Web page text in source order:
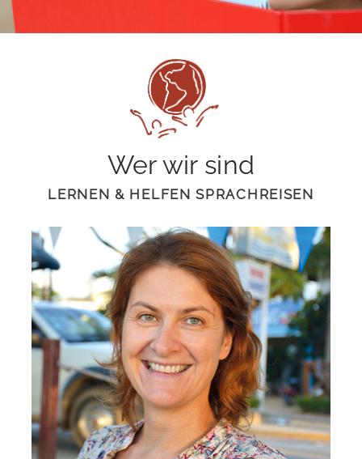
Wer wir sind
LERNEN & HELFEN SPRACHREISEN